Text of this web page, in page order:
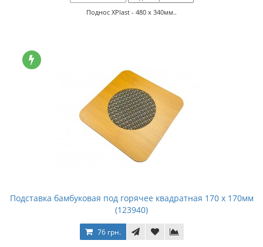
Поднос XPlast - 480 x 340мм..
Подставка бамбуковая под горячее квадратная 170 х 170мм
(123940)
76 грн.